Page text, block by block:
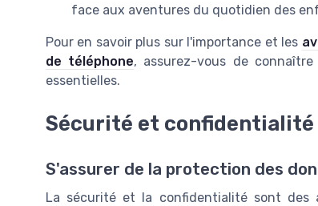
face aux aventures du quotidien des
Pour en savoir plus sur l'importance et les
de téléphone, assurez-vous de
essentielles.
Sécurité et confidentialité
S'assurer de la protection des
La sécurité et la confidentialité sont des